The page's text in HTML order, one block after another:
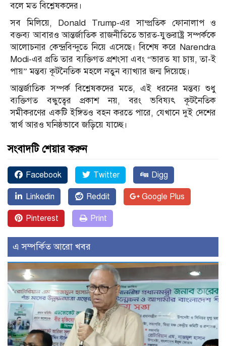
বলে মত বিশ্লেষকদের।
সব মিলিয়ে, Donald Trump-এর সাম্প্রতিক ফোনালাপ ও
বক্তব্য আবারও আন্তর্জাতিক রাজনীতিতে ভারত-যুক্তরাষ্ট্র সম্পর্ককে
আলোচনার কেন্দ্রবিন্দুতে নিয়ে এসেছে। বিশেষ করে Narendra
Modi-এর প্রতি তার ব্যক্তিগত প্রশংসা এবং “ভারত যা চায়, তা-ই
পায়” মন্তব্য কূটনৈতিক মহলে নতুন ব্যাখ্যার জন্ম দিয়েছে।
আন্তর্জাতিক সম্পর্ক বিশ্লেষকদের মতে, এই ধরনের মন্তব্য শুধু
ব্যক্তিগত বন্ধুত্বের প্রকাশ নয়, বরং ভবিষ্যৎ কূটনৈতিক
সমীকরণের একটি ইঙ্গিতও বহন করতে পারে, যেখানে দুই দেশের
স্বার্থ আরও ঘনিষ্ঠভাবে জড়িয়ে যাচ্ছে।
সংবাদটি শেয়ার করুন
Facebook Twitter Digg
Linkedin Reddit Google Plus
Pinterest Print
এ সম্পর্কিত আরো খবর